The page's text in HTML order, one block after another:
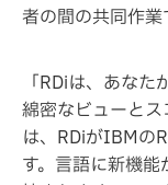
者の間の共同作業
「RDiは、あな
綿密なビューと
は、RDiがIBMの
す。言語に新機